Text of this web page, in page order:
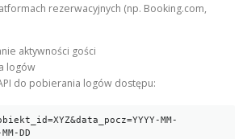
rezerwacyjnych (np. Booking.com,
aktywności gości
logów
do pobierania logów dostępu:
DD